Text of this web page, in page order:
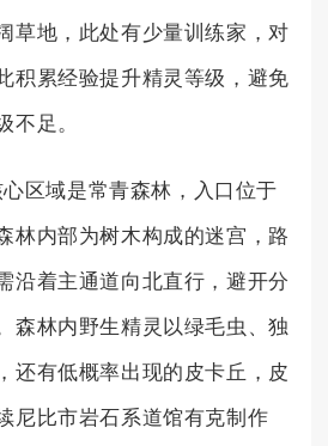
草地，此处有少量训练家，对
积累经验提升精灵等级，避免
不足。
区域是常青森林，入口位于
林内部为树木构成的迷宫，路
沿着主通道向北直行，避开分
森林内野生精灵以绿毛虫、独
还有低概率出现的皮卡丘，皮
尼比市岩石系道馆有克制作